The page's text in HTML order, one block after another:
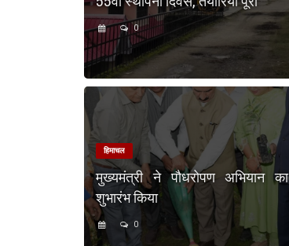
0
हिमाचल
मुख्यमंत्री ने पौधरोपण अभियान का
शुभारंभ किया
0